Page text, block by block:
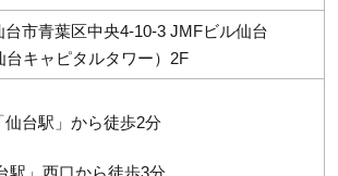
台市青葉区中央4-10-3 JMFビル仙台
台キャピタルタワー）2F
仙台駅」から徒歩2分
駅」西口から徒歩3分